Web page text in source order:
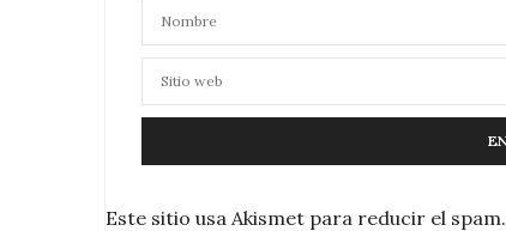
Este sitio usa Akismet para reducir el spam.